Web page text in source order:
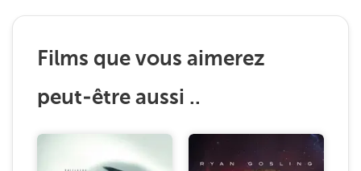
Films que vous aimerez
peut-être aussi ..